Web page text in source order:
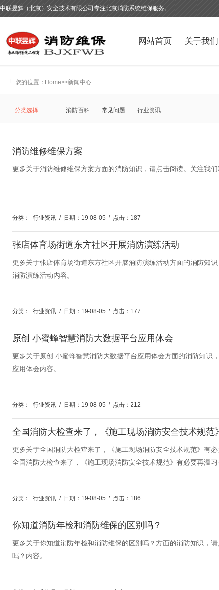
中联昱辉（北京）安全技术有限公司专注北京消防系统维保服务。
网站首页 关于我们
您的位置： Home>>新闻中心
分类选择 消防百科 常见问题 行业资讯
消防维修维保方案
更多关于消防维修维保方案方面的消防知识，请点击阅读。关注我
分类： 行业资讯 / 日期：19-08-05 / 点击：187
张店体育场街道东方社区开展消防演练活动
更多关于张店体育场街道东方社区开展消防演练活动方面的消防知
消防演练活动内容。
分类： 行业资讯 / 日期：19-08-05 / 点击：177
原创 小蜜蜂智慧消防大数据平台应用体会
更多关于原创 小蜜蜂智慧消防大数据平台应用体会方面的消防知识
应用体会内容。
分类： 行业资讯 / 日期：19-08-05 / 点击：212
更多关于全国消防大检查来了，《施工现场消防安全技术规范》有
全国消防大检查来了，《施工现场消防安全技术规范》有必要再温
分类： 行业资讯 / 日期：19-08-05 / 点击：186
你知道消防年检和消防维保的区别吗？
更多关于你知道消防年检和消防维保的区别吗？方面的消防知识，
吗？内容。